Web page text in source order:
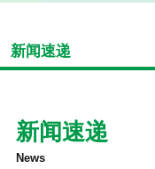
新闻速递
新闻速递
News